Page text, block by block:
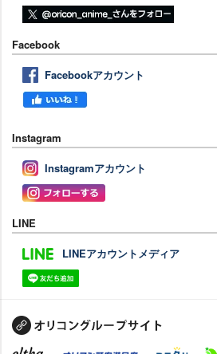
Facebook
Facebookアカウント
Instagram
Instagramアカウント
LINE
LINEアカウントメディア